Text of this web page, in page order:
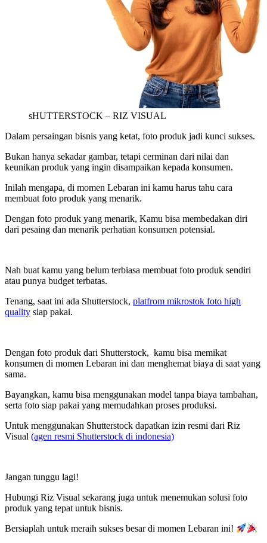
sHUTTERSTOCK – RIZ VISUAL
Dalam persaingan bisnis yang ketat, foto produk jadi kunci sukses.
Bukan hanya sekadar gambar, tetapi cerminan dari nilai dan
keunikan produk yang ingin disampaikan kepada konsumen.
Inilah mengapa, di momen Lebaran ini kamu harus tahu cara
membuat foto produk yang menarik.
Dengan foto produk yang menarik, Kamu bisa membedakan diri
dari pesaing dan menarik perhatian konsumen potensial.
Nah buat kamu yang belum terbiasa membuat foto produk sendiri
atau punya budget terbatas.
Tenang, saat ini ada Shutterstock, platfrom mikrostok foto high
quality siap pakai.
Dengan foto produk dari Shutterstock, kamu bisa memikat
konsumen di momen Lebaran ini dan menghemat biaya di saat yang
sama.
Bayangkan, kamu bisa menggunakan model tanpa biaya tambahan,
serta foto siap pakai yang memudahkan proses produksi.
Untuk menggunakan Shutterstock dapatkan izin resmi dari Riz
Visual (agen resmi Shutterstock di indonesia)
Jangan tunggu lagi!
Hubungi Riz Visual sekarang juga untuk menemukan solusi foto
produk yang tepat untuk bisnis.
Bersiaplah untuk meraih sukses besar di momen Lebaran ini!